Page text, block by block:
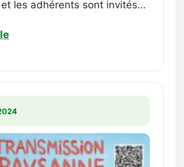
les adhérents sont invités…